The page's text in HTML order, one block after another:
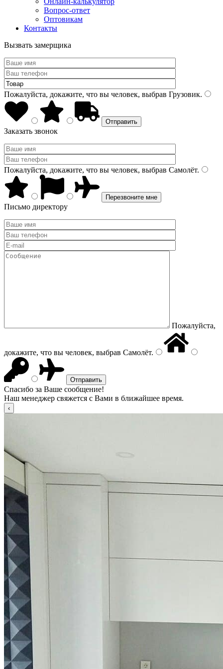
Вопрос-ответ
Оптовикам
Контакты
Вызвать замерщика
Пожалуйста, докажите, что вы человек, выбрав Грузовик.
Заказать звонок
Пожалуйста, докажите, что вы человек, выбрав Самолёт.
Письмо директору
Пожалуйста,
докажите, что вы человек, выбрав Самолёт.
Спасибо за Ваше сообщение!
Наш менеджер свяжется с Вами в ближайшее время.